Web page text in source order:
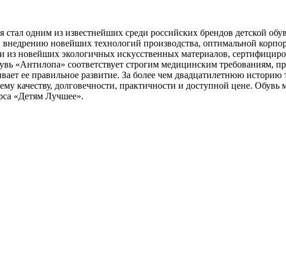
одним из известнейших среди российских брендов детской
внедрению новейших технологий производства, оптимальной
из новейших экологичных искусственных материалов,
«Антилопа» соответствует строгим медицинским требованиям,
ее правильное развитие. За более чем двадцатилетнюю
качеству, долговечности, практичности и доступной цене.
«Детям Лучшее».